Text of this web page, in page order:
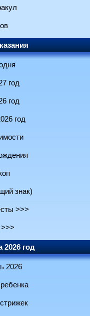
год
год
год
знак)
>>>
2026 год
2026